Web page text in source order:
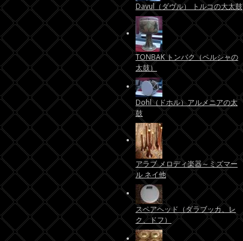
Davul（ダヴル） トルコの大太鼓
TONBAK トンバク（ペルシャの
太鼓）
Dohl（ドホル）アルメニアの太
鼓
アラブ メロディ楽器～ミズマー
ル ネイ他
スペアヘッド（ダラブッカ、レ
ク、ドフ）